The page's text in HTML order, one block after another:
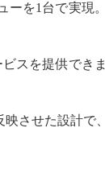
ーを1台で実現
スを提供でき
させた設計で